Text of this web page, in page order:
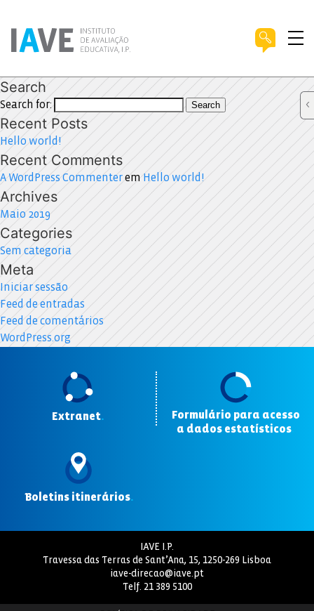
Search
Search for: Search
Recent Posts
Hello world!
Recent Comments
A WordPress Commenterem Hello world!
Archives
Maio 2019
Categories
Sem categoria
Meta
Iniciar sessão
Feed de entradas
Feed de comentários
WordPress.org
Extranet.
Formulário para acesso
a dados estatísticos
Boletins itinerários.
IAVE I.P.
Travessa das Terras de Sant’Ana, 15, 1250-269 Lisboa
iave-direcao@iave.pt
Telf. 21 389 5100